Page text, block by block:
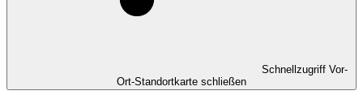
Schnellzugriff Vor-
Ort-Standortkarte schließen